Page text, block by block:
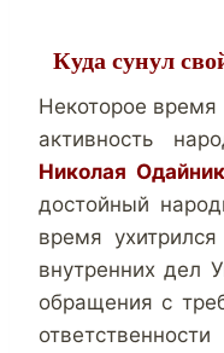
Куда сунул
Некоторое время
активность
Николая
достойный
время
внутренних дел
обращения с